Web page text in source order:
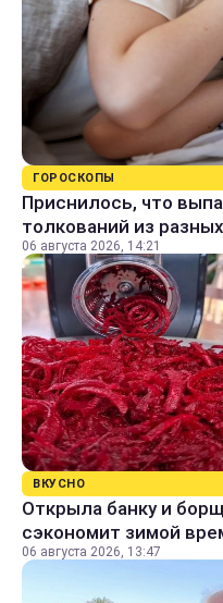
ГОРОСКОПЫ
Приснилось, что
толкований из
06 августа 2026, 14:21
ВКУСНО
Открыла банку и
сэкономит зимой
06 августа 2026, 13:47